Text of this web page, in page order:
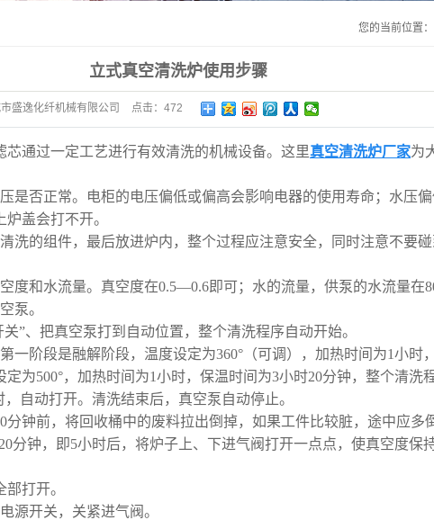
您的当前位置：
立式真空清洗炉使用步骤
盛逸化纤机械有限公司 点击： 472
芯通过一定工艺进行有效清洗的机械设备。这里真空清洗炉厂家为
是否正常。电柜的电压偏低或偏高会影响电器的使用寿命；水压
盖会打不开。
洗的组件，最后放进炉内，整个过程应注意安全，同时注意不要
度和水流量。真空度在0.5—0.6即可；水的流量，供泵的水流量在
泵。
”、把真空泵打到自动位置，整个清洗程序自动开始。
一阶段是融解阶段，温度设定为360°（可调），加热时间为1小时
为500°，加热时间为1小时，保温时间为3小时20分钟，整个清洗
自动打开。清洗结束后，真空泵自动停止。
钟前，将回收桶中的废料拉出倒掉，如果工件比较脏，途中应多
分钟，即5小时后，将炉子上、下进气阀打开一点点，使真空度保
打开。
源开关，关紧进气阀。